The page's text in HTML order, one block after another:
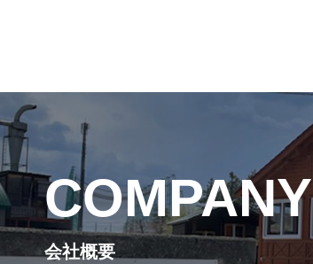
COMPANY
会社概要